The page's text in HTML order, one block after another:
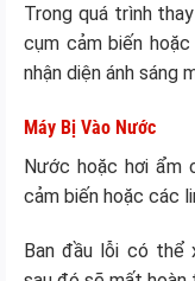
Trong quá trình
cụm cảm biến
nhận diện ánh sáng
Máy Bị Vào Nước
Nước hoặc hơi ẩm
cảm biến hoặc các
Ban đầu lỗi có thể